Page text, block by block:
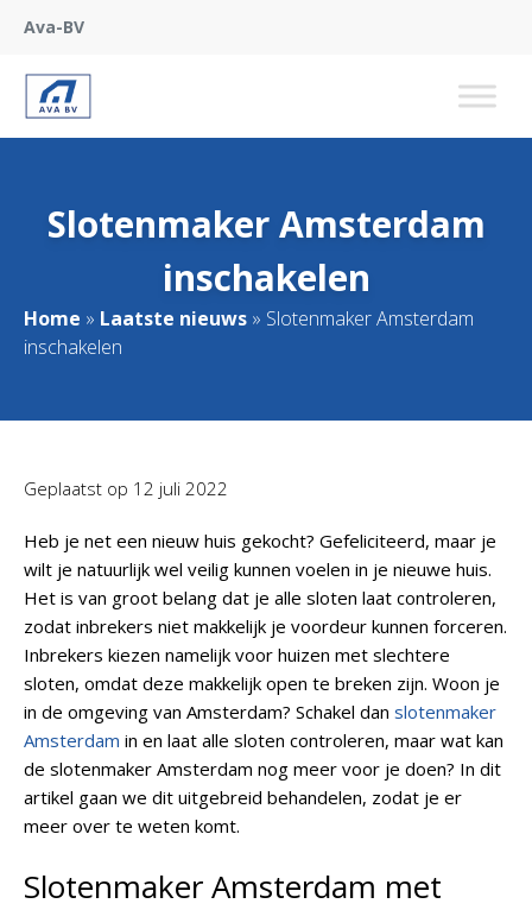
Ava-BV
Slotenmaker Amsterdam
inschakelen
Home » Laatste nieuws » Slotenmaker Amsterdam
inschakelen
Geplaatst op 12 juli 2022
Heb je net een nieuw huis gekocht? Gefeliciteerd, maar je
wilt je natuurlijk wel veilig kunnen voelen in je nieuwe huis.
Het is van groot belang dat je alle sloten laat controleren,
zodat inbrekers niet makkelijk je voordeur kunnen forceren.
Inbrekers kiezen namelijk voor huizen met slechtere
sloten, omdat deze makkelijk open te breken zijn. Woon je
in de omgeving van Amsterdam? Schakel dan slotenmaker
Amsterdam in en laat alle sloten controleren, maar wat kan
de slotenmaker Amsterdam nog meer voor je doen? In dit
artikel gaan we dit uitgebreid behandelen, zodat je er
meer over te weten komt.
Slotenmaker Amsterdam met